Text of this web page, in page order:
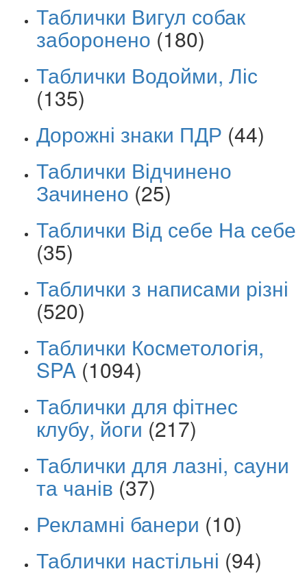
Таблички Вигул собак
заборонено (180)
Таблички Водойми, Ліс
(135)
Дорожні знаки ПДР (44)
Таблички Відчинено
Зачинено (25)
Таблички Від себе На себе
(35)
Таблички з написами різні
(520)
Таблички Косметологія,
SPA (1094)
Таблички для фітнес
клубу, йоги (217)
Таблички для лазні, сауни
та чанів (37)
Рекламні банери (10)
Таблички настільні (94)